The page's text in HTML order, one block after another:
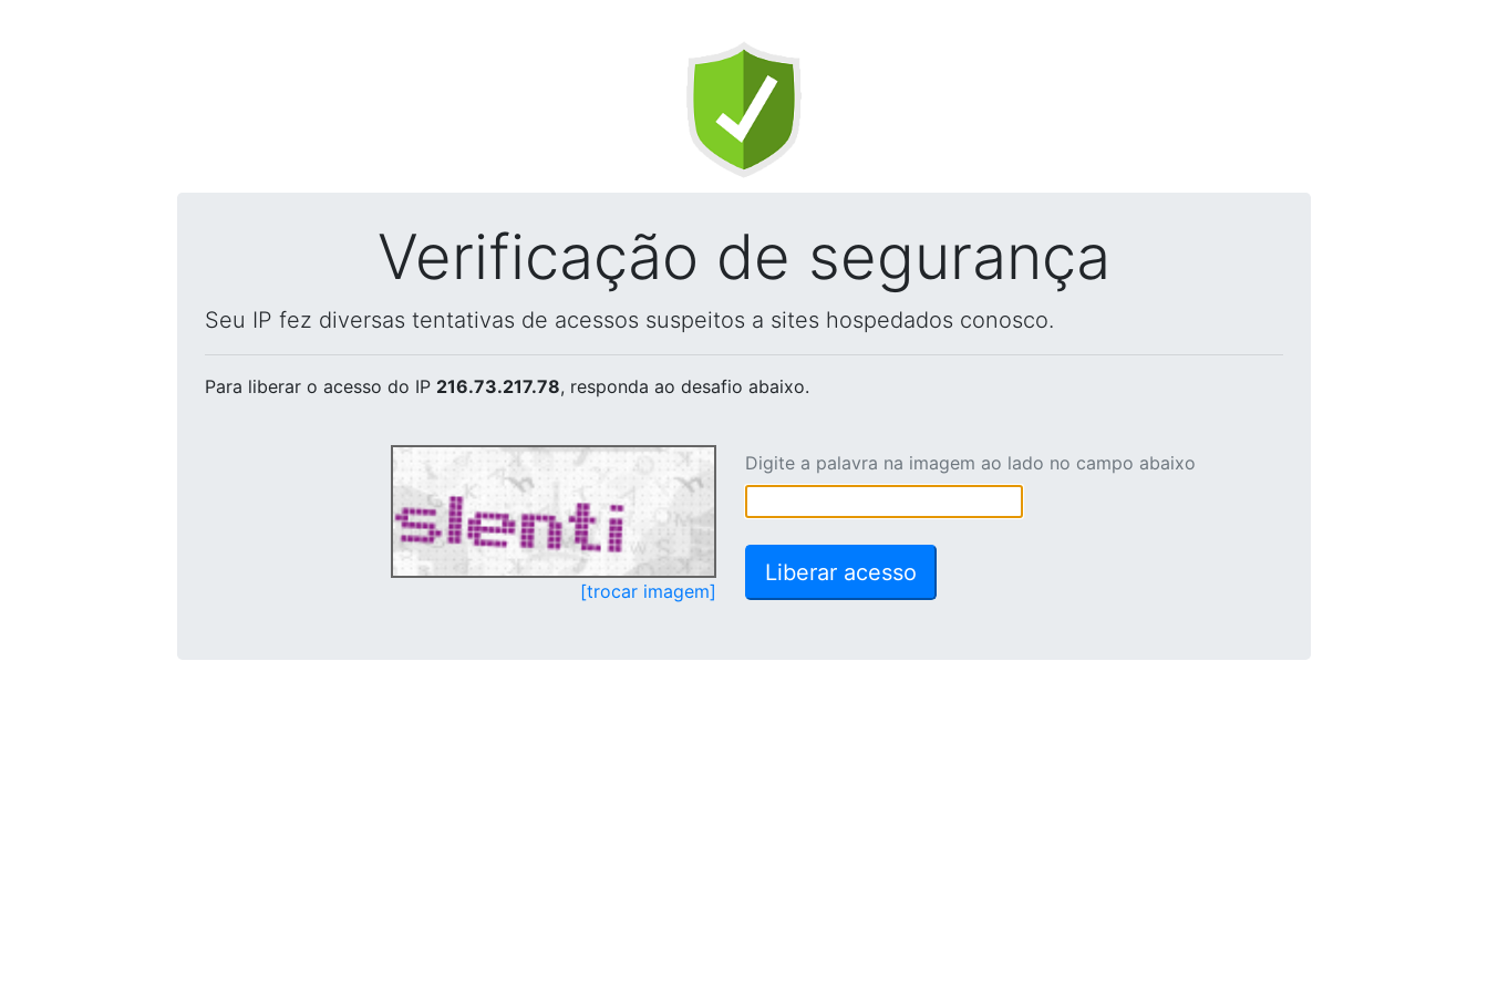
Verificação de segurança
Seu IP fez diversas tentativas de acessos suspeitos a sites hospedados conosco.
Para liberar o acesso do IP 216.73.217.78, responda ao desafio abaixo.
[trocar imagem]
Digite a palavra na imagem ao lado no campo abaixo